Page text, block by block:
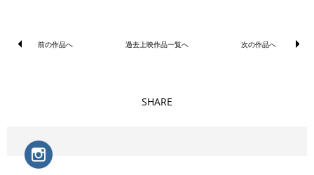
前の作品へ 過去上映作品一覧へ 次の作品へ
SHARE